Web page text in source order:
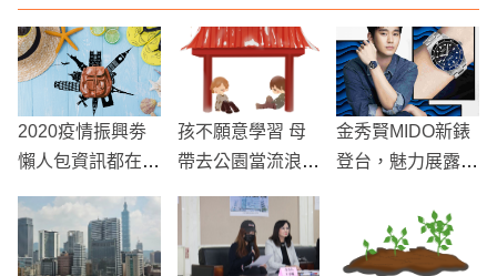
2020疫情振興劵
懶人包資訊都在
了，找不到比這詳
細的資訊了
孩不願意學習 母
帶去公園當流浪漢
金秀賢MIDO新錶
登台，魅力展露
U》亞洲巡迴見面
會台北場